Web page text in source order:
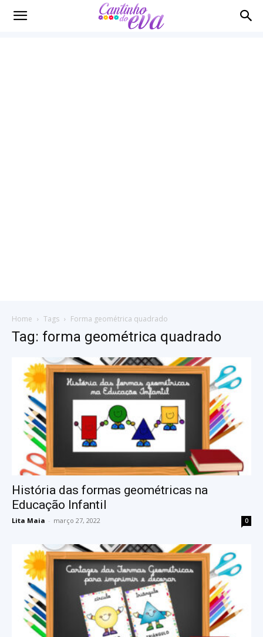
Cantinho
Home Tags Forma geométrica quadrado
Tag: forma geométrica quadrado
História das formas geométricas na
Educação Infantil
Lita Maia - março 27, 2022 0